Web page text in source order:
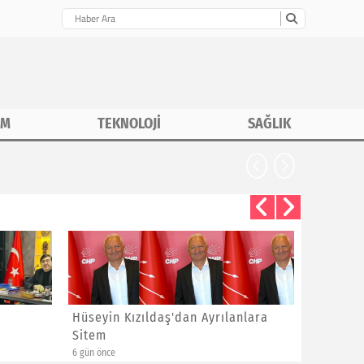
TEKNOLOJİ SAĞLIK
Hüseyin Kızıldaş'dan Ayrılanlara
Sitem
6 gün önce